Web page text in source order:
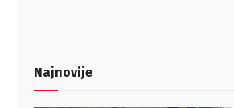
Najnovije